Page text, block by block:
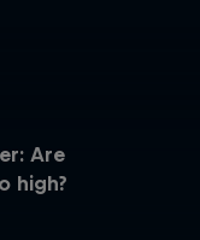
Are
high?